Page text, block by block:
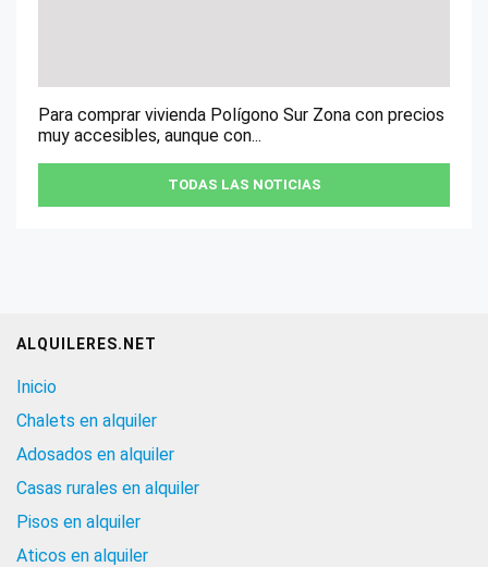
Para comprar vivienda Polígono Sur Zona con precios
muy accesibles, aunque con...
TODAS LAS NOTICIAS
ALQUILERES.NET
Inicio
Chalets en alquiler
Adosados en alquiler
Casas rurales en alquiler
Pisos en alquiler
Aticos en alquiler